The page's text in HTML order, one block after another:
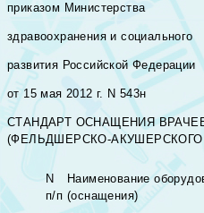
приказом Министерства
здравоохранения и социального
развития Российской Федерации
от 15 мая 2012 г. N 543н
СТАНДАРТ ОСНАЩЕНИЯ
(ФЕЛЬДШЕРСКО-АКУШЕРСКОГО
N
п/п
Наименование
(оснащения)